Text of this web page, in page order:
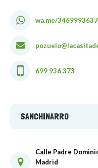
wa.me/
699 936 373
SANCHINARRO
Calle Padre
Madrid